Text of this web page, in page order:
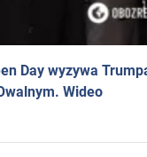
Day wyzywa
Wideo